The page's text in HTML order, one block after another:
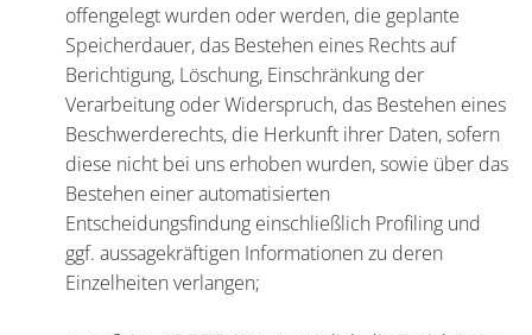
offengelegt wurden oder werden, die geplante
Speicherdauer, das Bestehen eines Rechts auf
Berichtigung, Löschung, Einschränkung der
Verarbeitung oder Widerspruch, das Bestehen eines
Beschwerderechts, die Herkunft ihrer Daten, sofern
diese nicht bei uns erhoben wurden, sowie über das
Bestehen einer automatisierten
Entscheidungsfindung einschließlich Profiling und
ggf. aussagekräftigen Informationen zu deren
Einzelheiten verlangen;